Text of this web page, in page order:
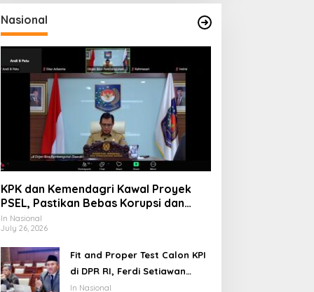
Nasional
KPK dan Kemendagri Kawal Proyek
PSEL, Pastikan Bebas Korupsi dan
Gunakan Teknologi Ramah
Lingkungan
In Nasional
July 26, 2026
Fit and Proper Test Calon KPI
di DPR RI, Ferdi Setiawan
Jelaskan Gagasan
In Nasional